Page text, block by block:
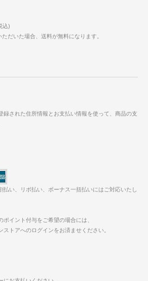
込)
だいた場合、送料が無料になります。
録された住所情報とお支払い情報を使って、商品の支
払い、リボ払い、ボーナス一括払いにはご対応いたし
イント付与をご希望の場合には、
ストアへのログインをお済ませください。